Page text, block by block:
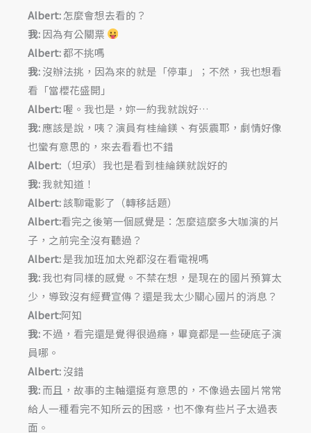
Albert:怎麼會想去看的？
我:因為有公關票
Albert:都不挑嗎
我:沒辦法挑，因為來的就是「停車」；不然，我也想看
看「當櫻花盛開」
Albert:喔。我也是，妳一約我就說好…
我:應該是說，咦？演員有桂綸鎂、有張震耶，劇情好像
也蠻有意思的，來去看看也不錯
Albert: （坦承）我也是看到桂綸鎂就說好的
我:我就知道！
Albert:該聊電影了（轉移話題）
Albert:看完之後第一個感覺是：怎麼這麼多大咖演的片
子，之前完全沒有聽過？
Albert:是我加班加太兇都沒在看電視嗎
我:我也有同樣的感覺。不禁在想，是現在的國片預算太
少，導致沒有經費宣傳？還是我太少關心國片的消息？
Albert:阿知
我:不過，看完還是覺得很過癮，畢竟都是一些硬底子演
員哪。
Albert:沒錯
我:而且，故事的主軸還挺有意思的，不像過去國片常常
給人一種看完不知所云的困惑，也不像有些片子太過表
面。